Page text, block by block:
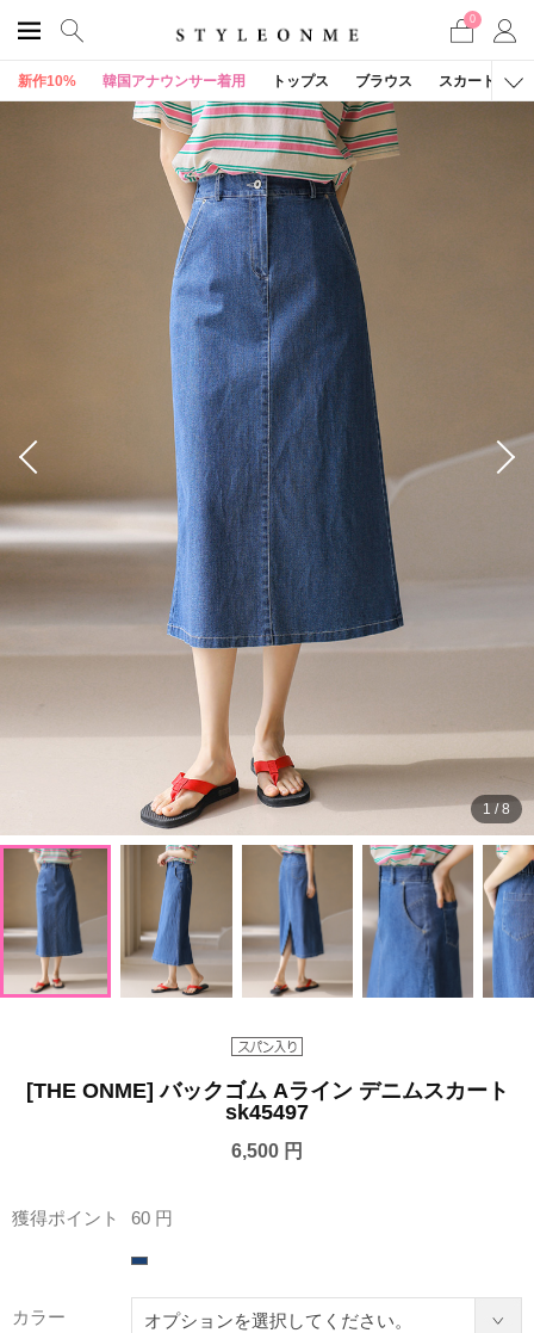
0
新作10% 韓国アナウンサー着用 トップス ブラウス スカート
1 /8
[THE ONME] バックゴム Aライン デニムスカート
sk45497
6,500 円
獲得ポイント 60 円
カラー